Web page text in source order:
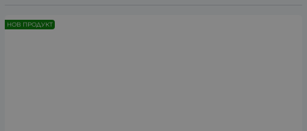
НОВ ПРОДУКТ